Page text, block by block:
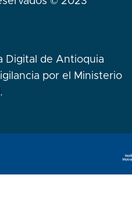
Digital de Antioquia
por el Ministerio